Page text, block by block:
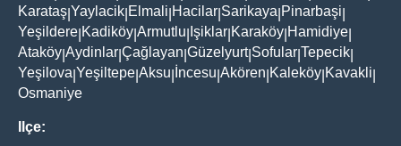
Karataş Yaylacik Elmali Hacilar Sarikaya Pinarbaşi
Yeşildere Kadiköy Armutlu Işiklar Karaköy Hamidiye
Ataköy Aydinlar Çağlayan Güzelyurt| Sofular Tepecik
Yeşilova Yeşiltepe Aksu İncesu Akören Kaleköy Kavakli
Osmaniye
Ilçe: